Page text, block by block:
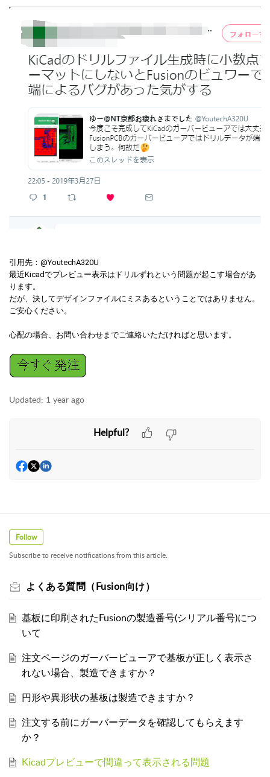
引用先： @YoutechA320U
最近Kicadでプレビュー表示はドリルずれという問題が起こす場合があ
ります。
だが、決してデザインファイルにミスあるということではありません。
ご安心ください。
心配の場合、お問い合わせまでご連絡いただければと思います。
Updated: 1 year ago
Helpful?
Follow
Subscribe to receive notifications from this article.
よくある質問（Fusion向け）
基板に印刷されたFusionの製造番号(シリアル番号)につ
いて
注文ページのガーバービューアで基板が正しく表示さ
れない場合、製造できますか？
円形や異形状の基板は製造できますか？
注文する前にガーバーデータを確認してもらえます
か？
Kicadプレビューで間違って表示される問題